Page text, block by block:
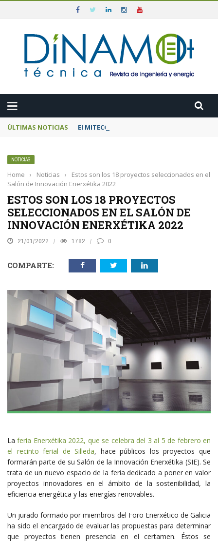
ÚLTIMAS NOTICIAS El MITECO prepara una subasta de 600
NOTICIAS
Home › Noticias ›
Estos son los 18 proyectos seleccionados en el
Salón de Innovación Enerxétika 2022
ESTOS SON LOS 18 PROYECTOS
SELECCIONADOS EN EL SALÓN DE
INNOVACIÓN ENERXÉTIKA 2022
21/01/2022 1782 0
COMPARTE:
Laferia Enerxétika 2022, que se celebra del 3 al 5 de febrero en
el recinto ferial de Silleda, hace públicos los proyectos que
formarán parte de su Salón de la Innovación Enerxétika (SIE). Se
trata de un nuevo espacio de la feria dedicado a poner en valor
proyectos innovadores en el ámbito de la sostenibilidad, la
eficiencia energética y las energías renovables.
Un jurado formado por miembros del Foro Enerxético de Galicia
ha sido el encargado de evaluar las propuestas para determinar
que proyectos tienen presencia en el certamen. Éstos se